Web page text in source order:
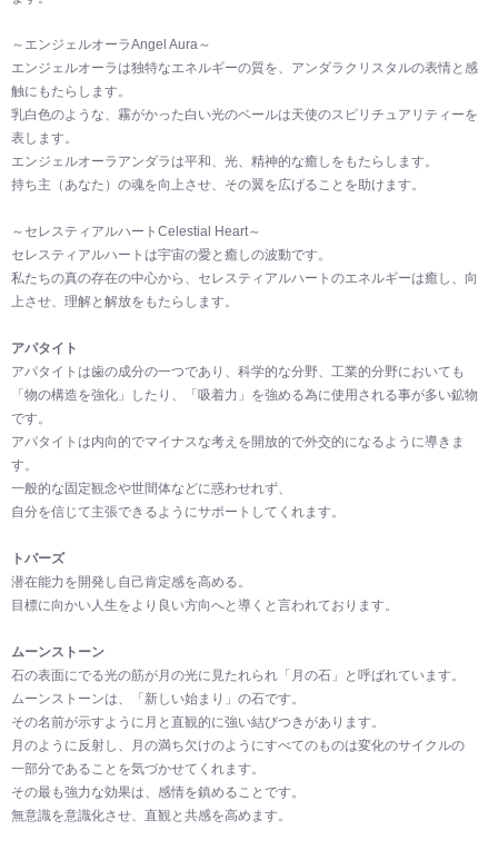
～エンジェルオーラAngel Aura～
エンジェルオーラは独特なエネルギーの質を、アンダラクリスタルの表情と感
触にもたらします。
乳白色のような、霧がかった白い光のベールは天使のスピリチュアリティーを
表します。
エンジェルオーラアンダラは平和、光、精神的な癒しをもたらします。
持ち主（あなた）の魂を向上させ、その翼を広げることを助けます。
～セレスティアルハートCelestial Heart～
セレスティアルハートは宇宙の愛と癒しの波動です。
私たちの真の存在の中心から、セレスティアルハートのエネルギーは癒し、向
上させ、理解と解放をもたらします。
アパタイト
アパタイトは歯の成分の一つであり、科学的な分野、工業的分野においても
「物の構造を強化」したり、「吸着力」を強める為に使用される事が多い鉱物
です。
アパタイトは内向的でマイナスな考えを開放的で外交的になるように導きま
す。
一般的な固定観念や世間体などに惑わせれず、
自分を信じて主張できるようにサポートしてくれます。
トパーズ
潜在能力を開発し自己肯定感を高める。
目標に向かい人生をより良い方向へと導くと言われております。
ムーンストーン
石の表面にでる光の筋が月の光に見たれられ「月の石」と呼ばれています。
ムーンストーンは、「新しい始まり」の石です。
その名前が示すように月と直観的に強い結びつきがあります。
月のように反射し、月の満ち欠けのようにすべてのものは変化のサイクルの
一部分であることを気づかせてくれます。
その最も強力な効果は、感情を鎮めることです。
無意識を意識化させ、直観と共感を高めます。